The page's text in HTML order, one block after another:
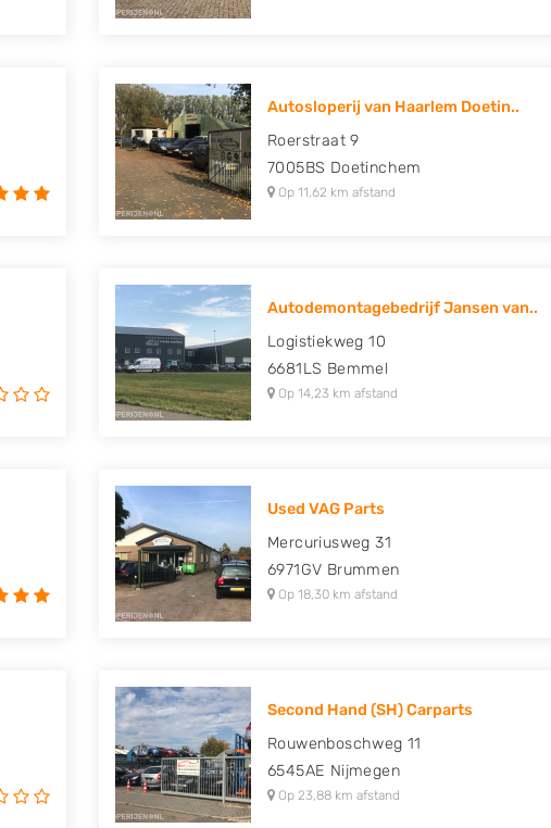
Autosloperij van Haarlem Doetin..
Roerstraat 9
7005BS Doetinchem
Op 11,62 km afstand
Autodemontagebedrijf Jansen van..
Logistiekweg 10
6681LS Bemmel
Op 14,23 km afstand
Used VAG Parts
Mercuriusweg 31
6971GV Brummen
Op 18,30 km afstand
Second Hand (SH) Carparts
Rouwenboschweg 11
6545AE Nijmegen
Op 23,88 km afstand